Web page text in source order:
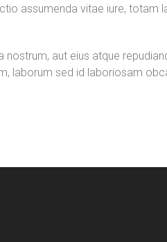
assumenda vitae iure,
aut eius atque
laborum sed id laboriosam